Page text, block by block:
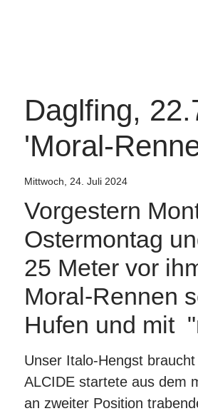
Daglfing,
'Moral-
Mittwoch, 24. Juli 2024
Vorgestern
Ostermontag
25 Meter vor
Moral-Rennen
Hufen und mit
Unser Italo-Hengst
ALCIDE startete aus dem
an zweiter Position